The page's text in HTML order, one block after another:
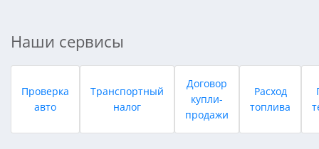
Наши сервисы
Проверка
авто
Транспортный
налог
Договор
купли-
продажи
Расход
топлива